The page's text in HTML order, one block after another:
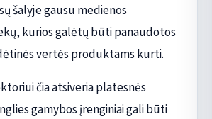
šalyje gausu medienos
kurios galėtų būti panaudotos
vertės produktams kurti.
čia atsiveria platesnės
gamybos įrenginiai gali būti